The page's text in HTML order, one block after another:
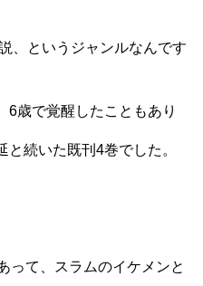
、というジャンルなんです
6歳で覚醒したこともあり
続いた既刊4巻でした。
って、スラムのイケメンと